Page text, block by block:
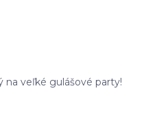
na veľké gulášové party!